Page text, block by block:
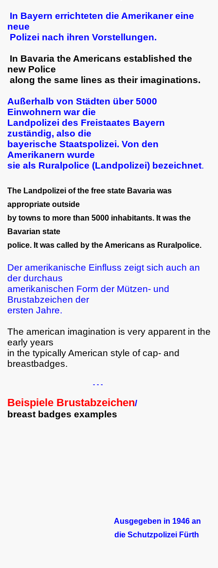
In Bayern errichteten die Amerikaner eine
neue
Polizei nach ihren Vorstellungen.
In Bavaria the Americans established the
new Police
along the same lines as their imaginations.
Außerhalb von Städten über 5000
Einwohnern war die
Landpolizei des Freistaates Bayern
zuständig, also die
bayerische Staatspolizei. Von den
Amerikanern wurde
sie als Ruralpolice (Landpolizei) bezeichnet.
The Landpolizei of the free state Bavaria was
appropriate outside
by towns to more than 5000 inhabitants. It was the
Bavarian state
police. It was called by the Americans as Ruralpolice.
Der amerikanische Einfluss zeigt sich auch an
der durchaus
amerikanischen Form der Mützen- und
Brustabzeichen der
ersten Jahre.
The american imagination is very apparent in the
early years
in the typically American style of cap- and
breastbadges.
- - -
Beispiele Brustabzeichen/
breast badges examples
Ausgegeben in 1946 an
die Schutzpolizei Fürth